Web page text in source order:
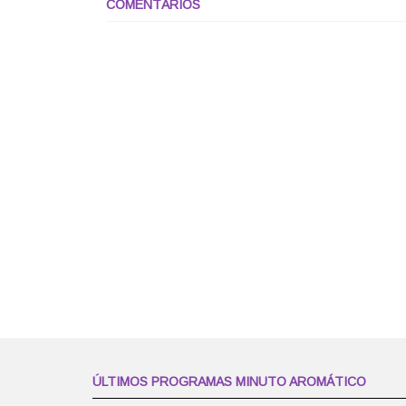
COMENTÁRIOS
ÚLTIMOS PROGRAMAS MINUTO AROMÁTICO